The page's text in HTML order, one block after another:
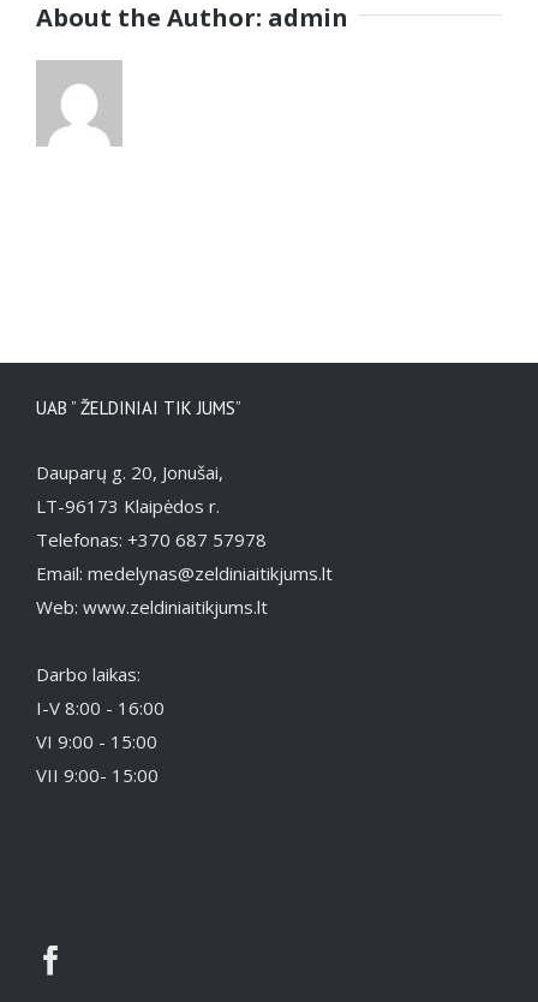
About the Author: admin
UAB ” ŽELDINIAI TIK JUMS”
Dauparų g. 20, Jonušai,
LT-96173 Klaipėdos r.
Telefonas: +370 687 57978
Email: medelynas@zeldiniaitikjums.lt
Web: www.zeldiniaitikjums.lt
Darbo laikas:
I-V 8:00 - 16:00
VI 9:00 - 15:00
VII 9:00- 15:00